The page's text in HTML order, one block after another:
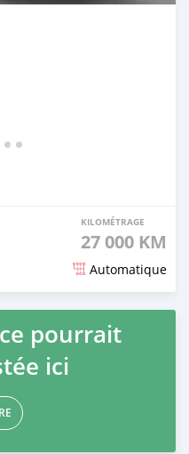
KILOMÉTRAGE
27 000 KM
Automatique
pourrait
ici